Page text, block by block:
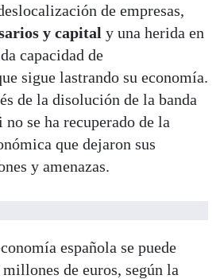
de empresas,
y capital y una herida en
capacidad de
sigue lastrando su economía.
de la disolución de la banda
se ha recuperado de la
que dejaron sus
y amenazas.
española se puede
de euros, según la